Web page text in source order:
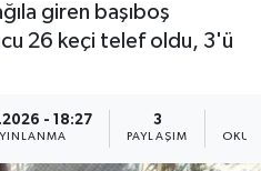
giren başıboş
26 keçi telef oldu, 3'ü
- 18:27 3
PAYLAŞIM
ve Fikstür